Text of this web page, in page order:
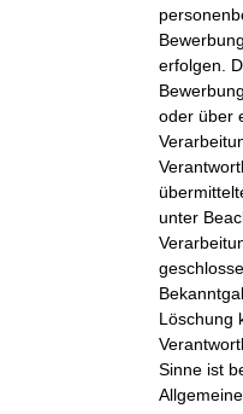
erfolgen.
oder über
unter
Löschung
Sinne ist